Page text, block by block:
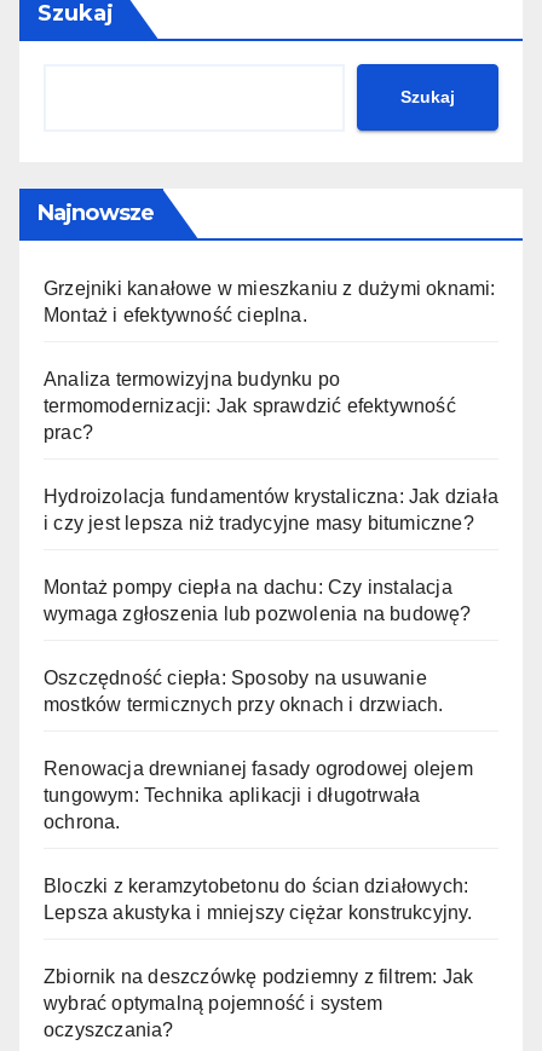
Szukaj
Szukaj
Najnowsze
Grzejniki kanałowe w mieszkaniu z dużymi oknami:
Montaż i efektywność cieplna.
Analiza termowizyjna budynku po
termomodernizacji: Jak sprawdzić efektywność
prac?
Hydroizolacja fundamentów krystaliczna: Jak działa
i czy jest lepsza niż tradycyjne masy bitumiczne?
Montaż pompy ciepła na dachu: Czy instalacja
wymaga zgłoszenia lub pozwolenia na budowę?
Oszczędność ciepła: Sposoby na usuwanie
mostków termicznych przy oknach i drzwiach.
Renowacja drewnianej fasady ogrodowej olejem
tungowym: Technika aplikacji i długotrwała
ochrona.
Bloczki z keramzytobetonu do ścian działowych:
Lepsza akustyka i mniejszy ciężar konstrukcyjny.
Zbiornik na deszczówkę podziemny z filtrem: Jak
wybrać optymalną pojemność i system
oczyszczania?